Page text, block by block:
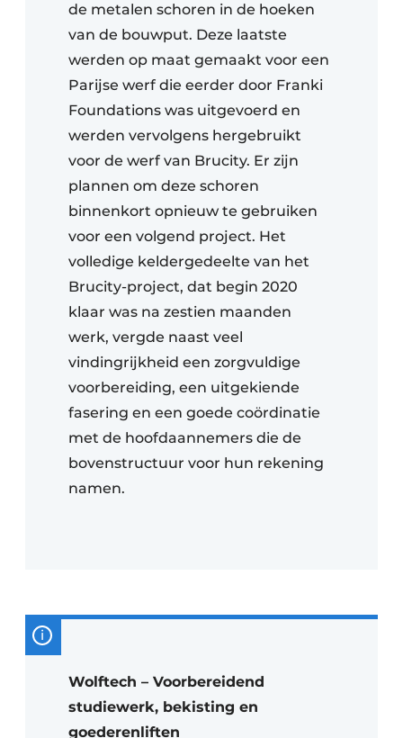
de metalen schoren in de hoeken
van de bouwput. Deze laatste
werden op maat gemaakt voor een
Parijse werf die eerder door Franki
Foundations was uitgevoerd en
werden vervolgens hergebruikt
voor de werf van Brucity. Er zijn
plannen om deze schoren
binnenkort opnieuw te gebruiken
voor een volgend project. Het
volledige keldergedeelte van het
Brucity-project, dat begin 2020
klaar was na zestien maanden
werk, vergde naast veel
vindingrijkheid een zorgvuldige
voorbereiding, een uitgekiende
fasering en een goede coördinatie
met de hoofdaannemers die de
bovenstructuur voor hun rekening
namen.
Wolftech – Voorbereidend
studiewerk, bekisting en
goederenliften